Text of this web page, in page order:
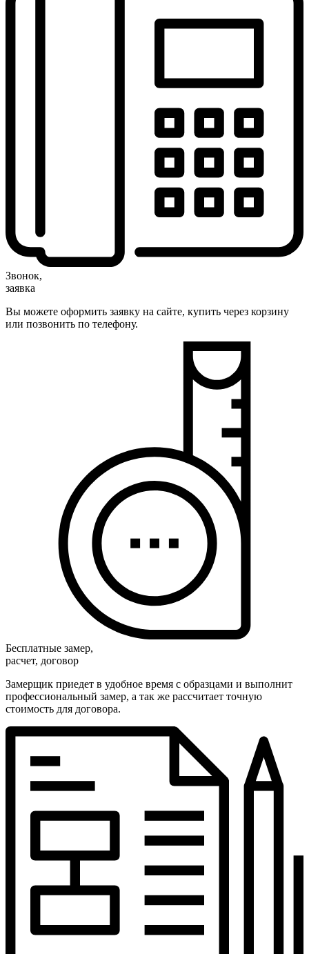
Звонок,
заявка
Вы можете оформить заявку на сайте, купить через корзину
или позвонить по телефону.
Бесплатные замер,
расчет, договор
Замерщик приедет в удобное время с образцами и выполнит
профессиональный замер, а так же рассчитает точную
стоимость для договора.